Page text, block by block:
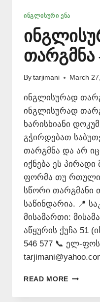
ᲘᲜᲒᲚᲘᲡᲣᲠᲘ ᲔᲜᲐ
თარგმნა
By tarjimani March
ინგლისურად
ინგლისურად
ხარისხიანი
გჭირდებათ
თარგმნა და არ
იქნება ეს
ფორმა თუ რთული
სწორი თარგმანი
საწინდარია. 📍
მისამართი:
აწყურის ქუჩა 51
546 577 📞 ელ-
READ MORE
–